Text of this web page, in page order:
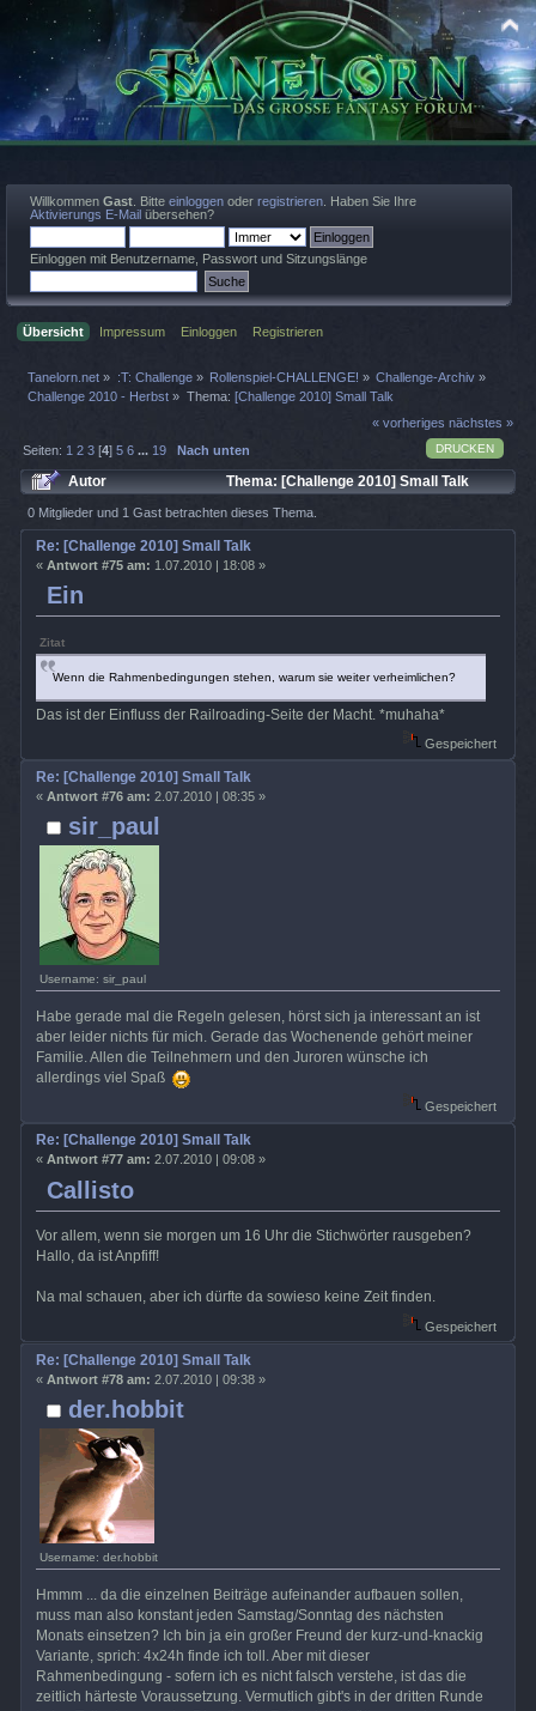
Willkommen Gast . Bitte einloggen oder registrieren . Haben Sie Ihre
Aktivierungs E-Mail übersehen?
Einloggen mit Benutzername, Passwort und Sitzungslänge
Übersicht Impressum Einloggen Registrieren
Tanelorn.net » :T: Challenge» Rollenspiel-CHALLENGE! » Challenge-Archiv »
Challenge 2010 - Herbst » Thema: [Challenge 2010] Small Talk
« vorheriges nächstes »
DRUCKEN
Seiten: 1 2 3 [4]5 6 ... 19 Nach unten
Autor
Thema: [Challenge 2010] Small Talk
(Gelesen 152801 mal)
0 Mitglieder und 1 Gast betrachten dieses Thema.
Ein
Re: [Challenge 2010] Small Talk
« Antwort #75 am: 1.07.2010 | 18:08 »
Zitat
Wenn die Rahmenbedingungen stehen, warum sie weiter verheimlichen?
Das ist der Einfluss der Railroading-Seite der Macht. *muhaha*
Gespeichert
sir_paul
Username: sir_paul
Re: [Challenge 2010] Small Talk
« Antwort #76 am: 2.07.2010 | 08:35 »
Habe gerade mal die Regeln gelesen, hörst sich ja interessant an ist
aber leider nichts für mich. Gerade das Wochenende gehört meiner
Familie. Allen die Teilnehmern und den Juroren wünsche ich
allerdings viel Spaß
Gespeichert
Callisto
Re: [Challenge 2010] Small Talk
« Antwort #77 am: 2.07.2010 | 09:08 »
Vor allem, wenn sie morgen um 16 Uhr die Stichwörter rausgeben?
Hallo, da ist Anpfiff!
Na mal schauen, aber ich dürfte da sowieso keine Zeit finden.
Gespeichert
der.hobbit
Username: der.hobbit
Re: [Challenge 2010] Small Talk
« Antwort #78 am: 2.07.2010 | 09:38 »
Hmmm ... da die einzelnen Beiträge aufeinander aufbauen sollen,
muss man also konstant jeden Samstag/Sonntag des nächsten
Monats einsetzen? Ich bin ja ein großer Freund der kurz-und-knackig
Variante, sprich: 4x24h finde ich toll. Aber mit dieser
Rahmenbedingung - sofern ich es nicht falsch verstehe, ist das die
zeitlich härteste Voraussetzung. Vermutlich gibt's in der dritten Runde